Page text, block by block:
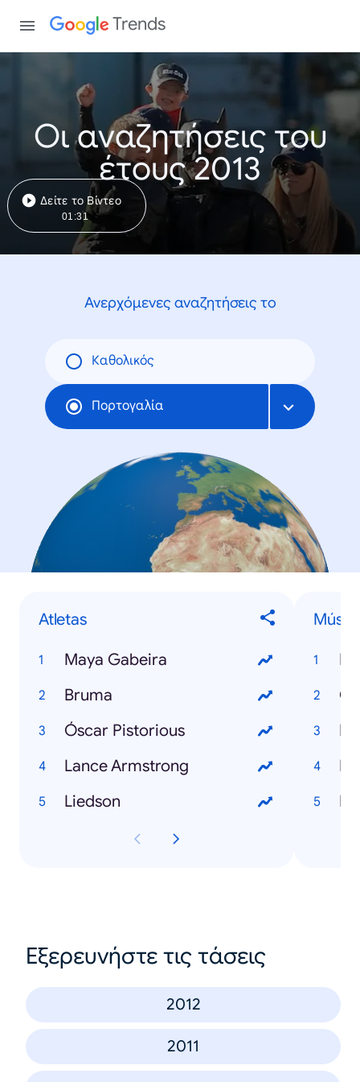
Trends
Οι αναζητήσεις του
έτους 2013
Δείτε το Βίντεο
01:31
Ανερχόμενες αναζητήσεις το
Καθολικός
Πορτογαλία
Atletas
Maya Gabeira
Bruma
Óscar Pistorious
Lance Armstrong
Liedson
I
Εξερευνήστε τις τάσεις
2012
2011